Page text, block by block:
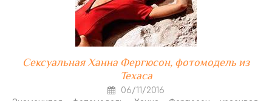
Сексуальная Ханна Фергюсон, фотомодель из
Техаса
06/11/2016